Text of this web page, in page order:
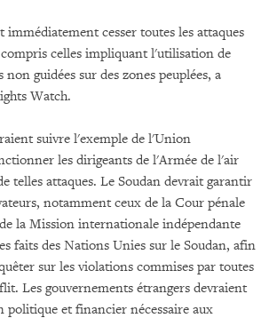
immédiatement cesser toutes les attaques
celles impliquant l'utilisation de
non guidées sur des zones peuplées, a
Watch.
suivre l'exemple de l'Union
les dirigeants de l'Armée de l'air
telles attaques. Le Soudan devrait garantir
notamment ceux de la Cour pénale
la Mission internationale indépendante
faits des Nations Unies sur le Soudan, afin
sur les violations commises par toutes
Les gouvernements étrangers devraient
politique et financier nécessaire aux